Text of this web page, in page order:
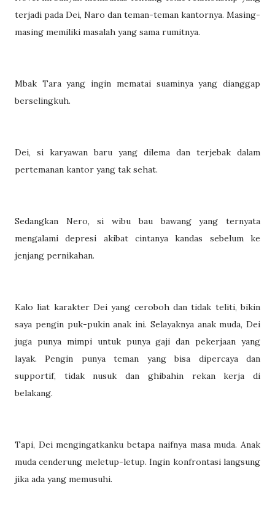
terjadi pada Dei, Naro dan teman-teman kantornya. Masing-
masing memiliki masalah yang sama rumitnya.
Mbak Tara yang ingin mematai suaminya yang dianggap
berselingkuh.
Dei, si karyawan baru yang dilema dan terjebak dalam
pertemanan kantor yang tak sehat.
Sedangkan Nero, si wibu bau bawang yang ternyata
mengalami depresi akibat cintanya kandas sebelum ke
jenjang pernikahan.
Kalo liat karakter Dei yang ceroboh dan tidak teliti, bikin
saya pengin puk-pukin anak ini. Selayaknya anak muda, Dei
juga punya mimpi untuk punya gaji dan pekerjaan yang
layak. Pengin punya teman yang bisa dipercaya dan
supportif, tidak nusuk dan ghibahin rekan kerja di
belakang.
Tapi, Dei mengingatkanku betapa naifnya masa muda. Anak
muda cenderung meletup-letup. Ingin konfrontasi langsung
jika ada yang memusuhi.